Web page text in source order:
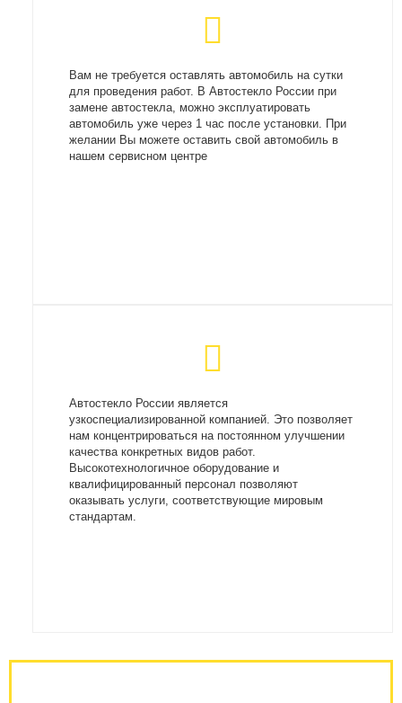
Вам не требуется оставлять автомобиль на сутки
для проведения работ. В Автостекло России при
замене автостекла, можно эксплуатировать
автомобиль уже через 1 час после установки. При
желании Вы можете оставить свой автомобиль в
нашем сервисном центре
Автостекло России является
узкоспециализированной компанией. Это позволяет
нам концентрироваться на постоянном улучшении
качества конкретных видов работ.
Высокотехнологичное оборудование и
квалифицированный персонал позволяют
оказывать услуги, соответствующие мировым
стандартам.